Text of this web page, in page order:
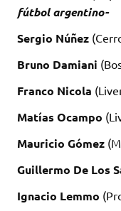
fútbol argentino-
Sergio Núñez
Bruno Damiani
Franco Nicola
Matías Ocampo
Mauricio Gómez
Guillermo De Los
Ignacio Lemmo